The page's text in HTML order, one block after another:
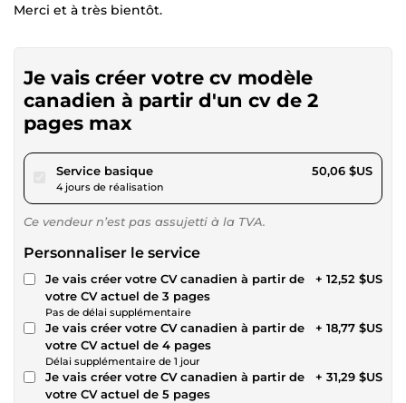
Merci et à très bientôt.
Je vais créer votre cv modèle
canadien à partir d'un cv de 2
pages max
Service basiquepour 46,14 $US
4 jours de réalisation
50,06 $US
Ce vendeur n’est pas assujetti à la TVA.
Personnaliser le service
Je vais créer votre CV canadien à partir de
votre CV actuel de 3 pages
Pas de délai supplémentaire
+ 12,52 $US
Je vais créer votre CV canadien à partir de
votre CV actuel de 4 pages
Délai supplémentaire de 1 jour
+ 18,77 $US
Je vais créer votre CV canadien à partir de
votre CV actuel de 5 pages
+ 31,29 $US